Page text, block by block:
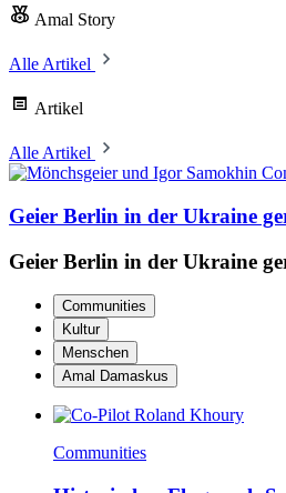
Amal Story
Alle Artikel
Artikel
Alle Artikel
Geier Berlin in der Ukraine
Geier Berlin in der Ukraine
Communities
Kultur
Menschen
Amal Damaskus
Communities